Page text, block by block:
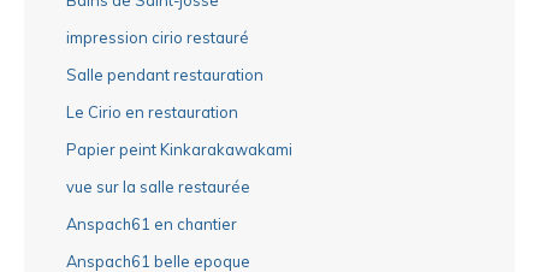
impression cirio restauré
Salle pendant restauration
Le Cirio en restauration
Papier peint Kinkarakawakami
vue sur la salle restaurée
Anspach61 en chantier
Anspach61 belle epoque